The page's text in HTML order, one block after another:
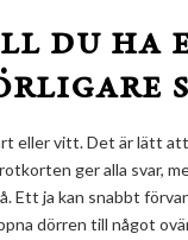
du ha
eller vitt. Det är lätt
ger alla svar,
Ett ja kan snabbt
dörren till något